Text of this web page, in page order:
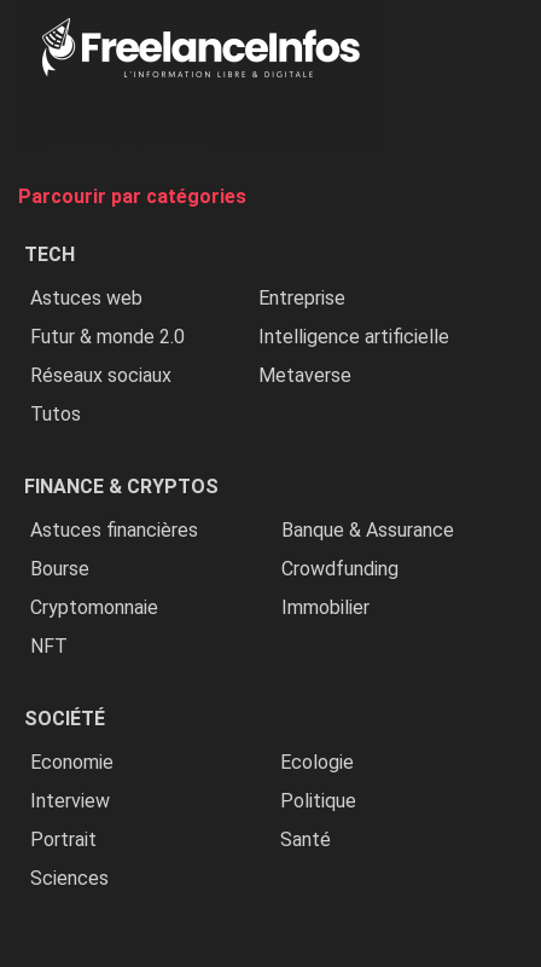
Nigeria,
Parcourir par catégories
TECH
Astuces web
Entreprise
Futur & monde 2.0
Intelligence artificielle
Réseaux sociaux
Metaverse
Tutos
FINANCE & CRYPTOS
Astuces financières
Banque & Assurance
Bourse
Crowdfunding
Cryptomonnaie
Immobilier
NFT
SOCIÉTÉ
Economie
Ecologie
Interview
Politique
Portrait
Santé
Sciences